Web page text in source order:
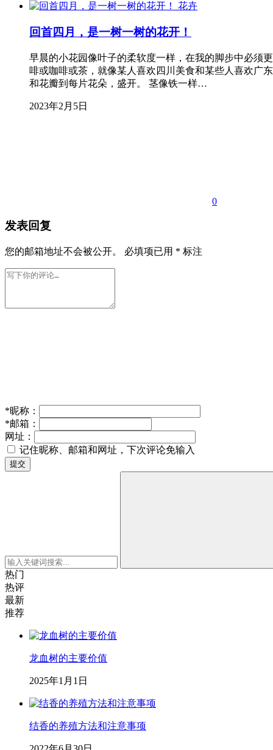
花卉
回首四月，是一树一树的花开！
早晨的小花园像叶子的柔软度一样，在我的脚步中必须
啡或咖啡或茶，就像某人喜欢四川美食和某些人喜欢广
和花瓣到每片花朵，盛开。 茎像铁一样…
2023年2月5日
0
发表回复
您的邮箱地址不会被公开。 必填项已用 * 标注
*昵称：
*邮箱：
网址：
记住昵称、邮箱和网址，下次评论免输入
提交
热门
热评
最新
推荐
龙血树的主要价值
2025年1月1日
结香的养殖方法和注意事项